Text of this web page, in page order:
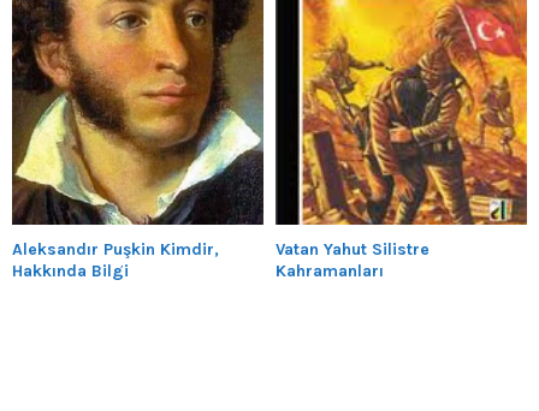
Aleksandır Puşkin Kimdir,
Hakkında Bilgi
Vatan Yahut Silistre
Kahramanları